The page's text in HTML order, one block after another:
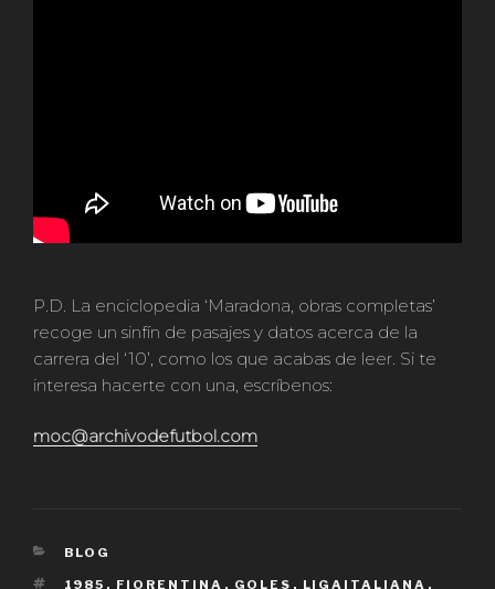
P.D. La enciclopedia ‘Maradona, obras completas’
recoge un sinfín de pasajes y datos acerca de la
carrera del ‘10’, como los que acabas de leer. Si te
interesa hacerte con una, escríbenos:
moc@archivodefutbol.com
CATEGORÍAS
BLOG
ETIQUETAS
1985 , FIORENTINA , GOLES , LIGAITALIANA ,